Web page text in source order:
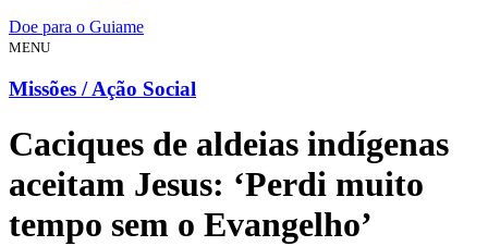
Doe para o Guiame
MENU
Missões / Ação Social
Caciques de aldeias indígenas
aceitam Jesus: ‘Perdi muito
tempo sem o Evangelho’